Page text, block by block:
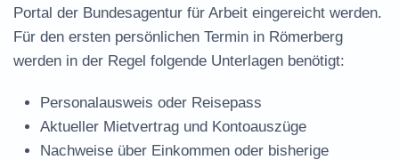
Portal der Bundesagentur für Arbeit eingereicht werden.
Für den ersten persönlichen Termin in Römerberg
werden in der Regel folgende Unterlagen benötigt:
Personalausweis oder Reisepass
Aktueller Mietvertrag und Kontoauszüge
Nachweise über Einkommen oder bisherige